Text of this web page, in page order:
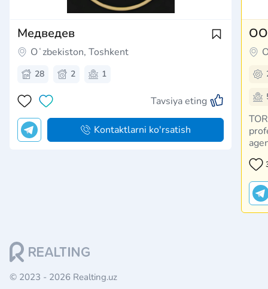
Медведев
Oʻzbekiston, Toshkent
28 2 1
Tavsiya eting
Kontaktlarni ko'rsatish
© 2023 - 2026 Realting.uz